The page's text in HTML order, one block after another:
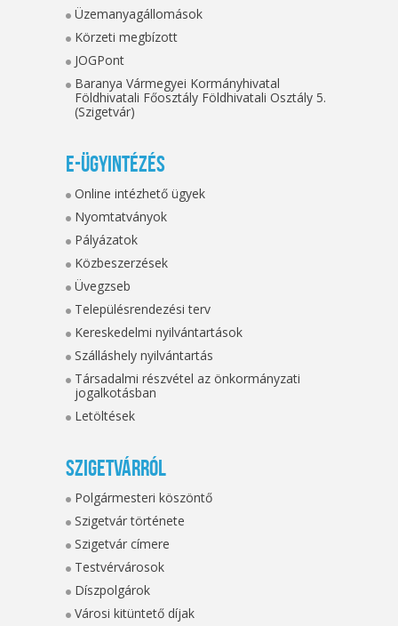
Üzemanyagállomások
Körzeti megbízott
JOGPont
Baranya Vármegyei Kormányhivatal
Földhivatali Főosztály Földhivatali Osztály 5.
(Szigetvár)
E-ügyintézés
Online intézhető ügyek
Nyomtatványok
Pályázatok
Közbeszerzések
Üvegzseb
Településrendezési terv
Kereskedelmi nyilvántartások
Szálláshely nyilvántartás
Társadalmi részvétel az önkormányzati
jogalkotásban
Letöltések
Szigetvárról
Polgármesteri köszöntő
Szigetvár története
Szigetvár címere
Testvérvárosok
Díszpolgárok
Városi kitüntető díjak